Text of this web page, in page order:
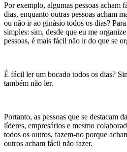
Por exemplo, algumas pessoas acham
dias, enquanto outras pessoas acham
ou não ir ao ginásio todos os dias?
simples: sim, desde que eu me
pessoas, é mais fácil não ir do que se
É fácil ler um bocado todos os dias?
também não ler.
Portanto, as pessoas que se destacam
líderes, empresários e mesmo
todos os outros, fazem-no porque
outros acham fácil não fazer.